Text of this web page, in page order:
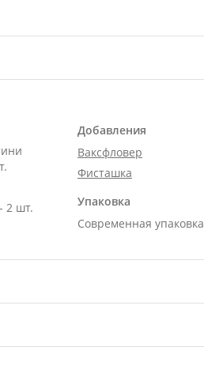
2 шт.
Добавления
Ваксфловер
Фисташка
Упаковка
Современная упаковка